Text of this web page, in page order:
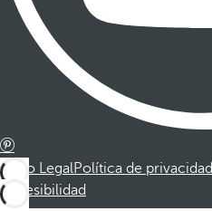
Aviso LegalPolítica de privacidad
Accesibilidad